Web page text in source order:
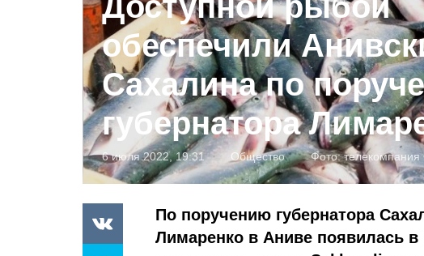
обеспечили
Сахалина по
губернатора
6 июля 2022, 19:31 Общество Фото:
По поручению губернатора
Лимаренко в Аниве появилась